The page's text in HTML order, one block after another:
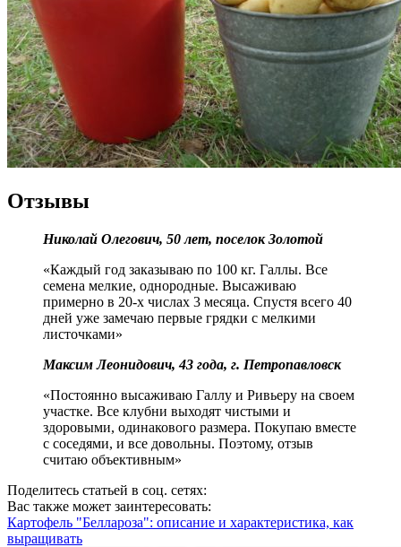
Отзывы
Николай Олегович, 50 лет, поселок Золотой
«Каждый год заказываю по 100 кг. Галлы. Все
семена мелкие, однородные. Высаживаю
примерно в 20-х числах 3 месяца. Спустя всего 40
дней уже замечаю первые грядки с мелкими
листочками»
Максим Леонидович, 43 года, г. Петропавловск
«Постоянно высаживаю Галлу и Ривьеру на своем
участке. Все клубни выходят чистыми и
здоровыми, одинакового размера. Покупаю вместе
с соседями, и все довольны. Поэтому, отзыв
считаю объективным»
Поделитесь статьей в соц. сетях:
Вас также может заинтересовать:
Картофель "Беллароза": описание и характеристика, как
выращивать